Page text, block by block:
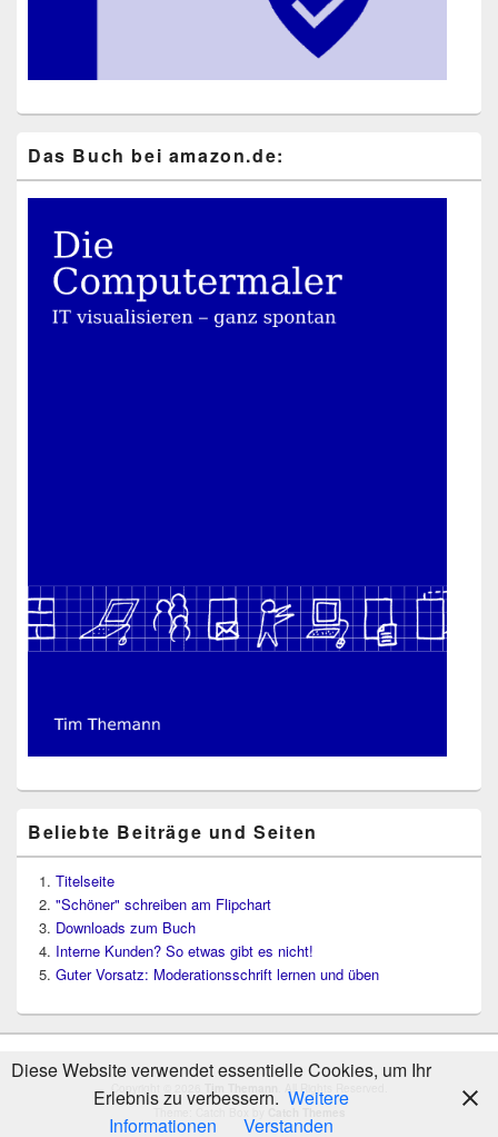
Das Buch bei ama​zon​.de:
Beliebte Beiträge und Seiten
Titelseite
"Schöner" schreiben am Flipchart
Downloads zum Buch
Interne Kunden? So etwas gibt es nicht!
Guter Vorsatz: Moderationsschrift lernen und üben
Copyright © 2026 Tim Themann
. All Rights Reserved.
Diese Website verwendet essentielle Cookies, um Ihr
Erlebnis zu verbessern. Weitere
Informationen
Verstanden